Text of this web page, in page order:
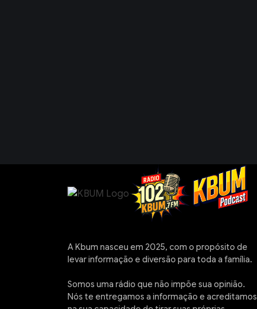
A Kbum nasceu em 2025, com o propósito de
levar informação e diversão para toda a família.
Somos uma rádio que não impõe sua opinião.
Nós te entregamos a informação e acreditamos